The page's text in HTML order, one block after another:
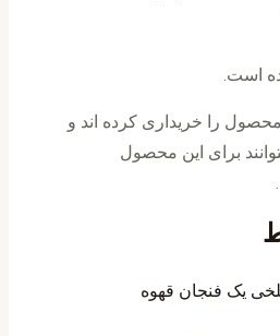
است.
را خریداری کرده اند و
برای این محصول